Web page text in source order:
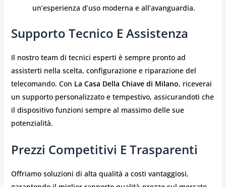
un’esperienza d’uso moderna e all’avanguardia.
Supporto Tecnico E Assistenza
Il nostro team di tecnici esperti è sempre pronto ad
assisterti nella scelta, configurazione e riparazione del
telecomando. Con La Casa Della Chiave di Milano, riceverai
un supporto personalizzato e tempestivo, assicurandoti che
il dispositivo funzioni sempre al massimo delle sue
potenzialità.
Prezzi Competitivi E Trasparenti
Offriamo soluzioni di alta qualità a costi vantaggiosi,